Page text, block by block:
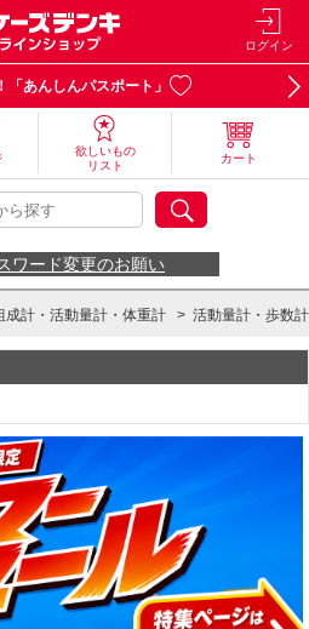
ログイン
「あんしんパスポート」
欲しいもの
リスト
カート
ワード変更のお願い
成計・活動量計・体重計 > 活動量計・歩数計